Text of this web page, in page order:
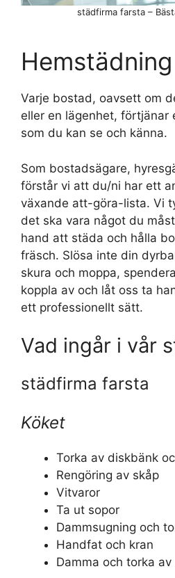
städfirma farsta –
Hemstädning
Varje bostad, oavsett om
eller en lägenhet, förtjänar
som du kan se och känna.
Som bostadsägare,
förstår vi att du/ni har ett
växande att-göra-lista. Vi
det ska vara något du
hand att städa och hålla
fräsch. Slösa inte din
skura och moppa,
koppla av och låt oss ta
ett professionellt sätt.
Vad ingår i vår
städfirma farsta
Köket
Torka av diskbänk
Rengöring av skåp
Vitvaror
Ta ut sopor
Dammsugning och
Handfat och kran
Damma och torka av